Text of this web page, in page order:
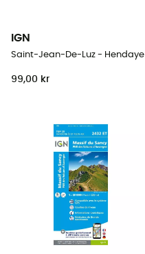
IGN
Saint-Jean-De-Luz - Hendaye
99,00 kr